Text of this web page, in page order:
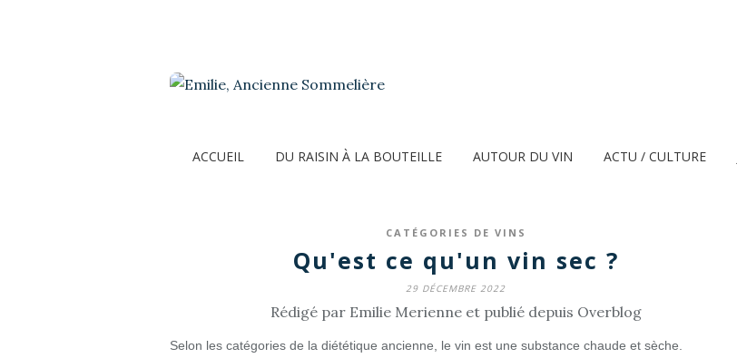
ACCUEIL DU RAISIN À LA BOUTEILLE AUTOUR DU VIN ACTU / CULTURE
CATÉGORIES DE VINS
Qu'est ce qu'un vin sec ?
29 DÉCEMBRE 2022
Rédigé par Emilie Merienne et publié depuis Overblog
Selon les catégories de la diététique ancienne, le vin est une substance chaude et sèche.